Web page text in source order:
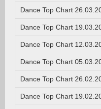
Dance Top Chart
Dance Top Chart
Dance Top Chart
Dance Top Chart
Dance Top Chart
Dance Top Chart